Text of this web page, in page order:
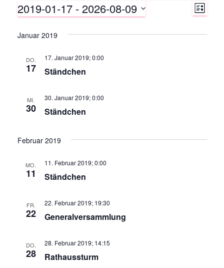
Veranstaltungen
A
n
V
a
L
2019-01-17 - 2026-08-09
a
Januar 2019
DO.
17 Ständchen
17. Januar 2019; 0:00
MI.
30 Ständchen
30. Januar 2019; 0:00
Februar 2019
MO.
11 Ständchen
11. Februar 2019; 0:00
FR.
22 Generalversammlung
22. Februar 2019; 19:30
DO.
28 Rathaussturm
28. Februar 2019; 14:15